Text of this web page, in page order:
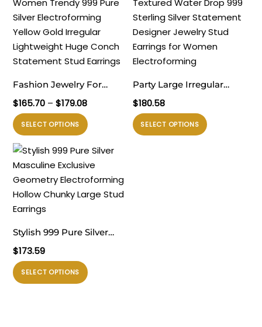
Fashion Jewelry For
Women Trendy 999 Pure
Silver Electroforming
Yellow Gold Irregular
Lightweight Huge Conch
Statement Stud Earrings
$165.70 – $179.08Rentang
$165.70
$179.08
SELECT OPTIONS
Produk
memiliki
beberapa
varian.
Pilihan
diambil
halaman
produk
Party Large Irregular
Textured Water Drop 999
Sterling Silver Statement
Designer Jewelry Stud
$180.58
SELECT OPTIONS
Produk
Stylish 999 Pure Silver
Masculine Exclusive
Geometry
Electroforming Hollow
$173.59
SELECT OPTIONS
Produk